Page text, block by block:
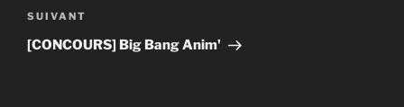
Article
suivant
SUIVANT
[CONCOURS] Big Bang Anim'